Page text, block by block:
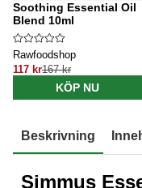
Soothing Essential Oil
Blend 10ml
Rawfoodshop
117 kr167 kr
KÖP NU
Beskrivning
Simmus